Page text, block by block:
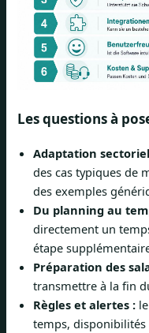
Les questions à
Adaptation
des cas typiques de
des exemples
Du planning au
directement un
étape
Préparation des
transmettre à la fin
Règles et alertes :
temps, disponibilités